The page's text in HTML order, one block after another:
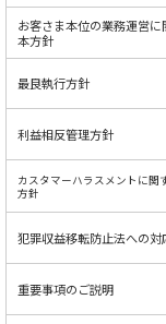
お客さま本位の業務運営に
本方針
最良執行方針
利益相反管理方針
カスタマーハラスメントに関
方針
犯罪収益移転防止法への対
重要事項のご説明